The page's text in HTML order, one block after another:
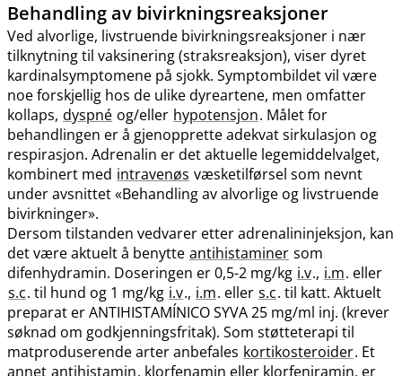
Behandling av bivirkningsreaksjoner
Ved alvorlige, livstruende bivirkningsreaksjoner i nær
tilknytning til vaksinering (straksreaksjon), viser dyret
kardinalsymptomene på sjokk. Symptombildet vil være
noe forskjellig hos de ulike dyreartene, men omfatter
kollaps, dyspné og​/​eller hypotensjon. Målet for
behandlingen er å gjenopprette adekvat sirkulasjon og
respirasjon. Adrenalin er det aktuelle legemiddelvalget,
kombinert med intravenøs væsketilførsel som nevnt
under avsnittet «Behandling av alvorlige og livstruende
bivirkninger».
Dersom tilstanden vedvarer etter adrenalininjeksjon, kan
det være aktuelt å benytte antihistaminer som
difenhydramin. Doseringen er 0,5-2 mg/kg i.v., i.m. eller
s.c. til hund og 1 mg/kg i.v., i.m. eller s.c. til katt. Aktuelt
preparat er ANTIHISTAMÍNICO SYVA 25 mg/ml inj. (krever
søknad om godkjenningsfritak). Som støtteterapi til
matproduserende arter anbefales kortikosteroider. Et
annet antihistamin, klorfenamin eller klorfeniramin, er